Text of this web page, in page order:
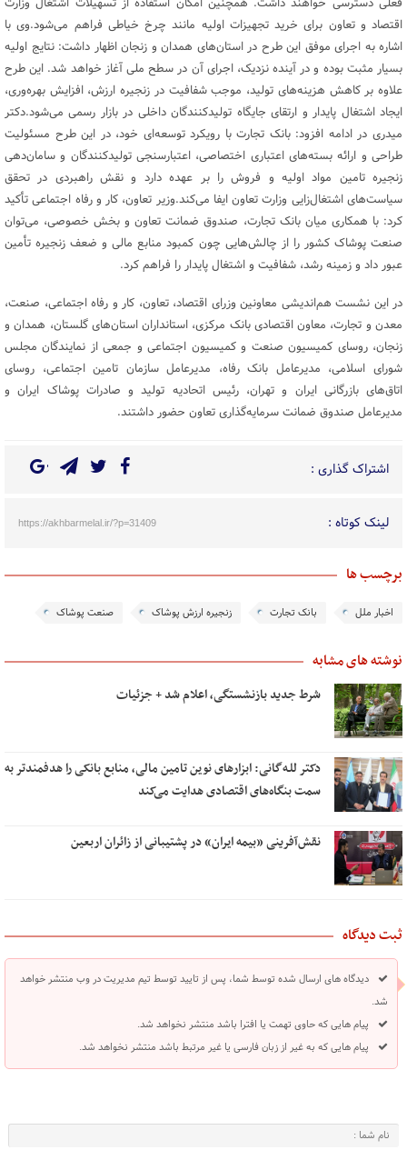
فعلی دسترسی خواهند داشت. همچنین امکان استفاده از تسهیلات اشتغال وزارت
اقتصاد و تعاون برای خرید تجهیزات اولیه مانند چرخ خیاطی فراهم می‌شود.وی با
اشاره به اجرای موفق این طرح در استان‌های همدان و زنجان اظهار داشت: نتایج اولیه
بسیار مثبت بوده و در آینده نزدیک، اجرای آن در سطح ملی آغاز خواهد شد. این طرح
علاوه بر کاهش هزینه‌های تولید، موجب شفافیت در زنجیره ارزش، افزایش بهره‌وری،
ایجاد اشتغال پایدار و ارتقای جایگاه تولیدکنندگان داخلی در بازار رسمی می‌شود.دکتر
میدری در ادامه افزود: بانک تجارت با رویکرد توسعه‌ای خود، در این طرح مسئولیت
طراحی و ارائه بسته‌های اعتباری اختصاصی، اعتبارسنجی تولیدکنندگان و سامان‌دهی
زنجیره تامین مواد اولیه و فروش را بر عهده دارد و نقش راهبردی در تحقق
سیاست‌های اشتغال‌زایی وزارت تعاون ایفا می‌کند.وزیر تعاون، کار و رفاه اجتماعی تأکید
کرد: با همکاری میان بانک تجارت، صندوق ضمانت تعاون و بخش خصوصی، می‌توان
صنعت پوشاک کشور را از چالش‌هایی چون کمبود منابع مالی و ضعف زنجیره تأمین
عبور داد و زمینه رشد، شفافیت و اشتغال پایدار را فراهم کرد.
در این نشست هم‌اندیشی معاونین وزرای اقتصاد، تعاون، کار و رفاه اجتماعی، صنعت،
معدن و تجارت، معاون اقتصادی بانک مرکزی، استانداران استان‌های گلستان، همدان و
زنجان، روسای کمیسیون صنعت و کمیسیون اجتماعی و جمعی از نمایندگان مجلس
شورای اسلامی، مدیرعامل بانک رفاه، مدیرعامل سازمان تامین اجتماعی، روسای
اتاق‌های بازرگانی ایران و تهران، رئیس اتحادیه تولید و صادرات پوشاک ایران و
مدیرعامل صندوق ضمانت سرمایه‌گذاری تعاون حضور داشتند.
اشتراک گذاری :
لینک کوتاه : https://akhbarmelal.ir/?p=31409
برچسب ها
اخبار ملل بانک تجارت زنجیره ارزش پوشاک صنعت پوشاک
نوشته های مشابه
شرط جدید بازنشستگی، اعلام شد + جزئیات
دکتر للـه‌گانی: ابزارهای نوین تامین مالی، منابع بانکی را هدفمندتر به
سمت بنگاه‌های اقتصادی هدایت می‌کند
نقش‌آفرینی «بیمه ایران» در پشتیبانی از زائران اربعین
ثبت دیدگاه
دیدگاه های ارسال شده توسط شما، پس از تایید توسط تیم مدیریت در وب منتشر خواهد
شد.
پیام هایی که حاوی تهمت یا افترا باشد منتشر نخواهد شد.
پیام هایی که به غیر از زبان فارسی یا غیر مرتبط باشد منتشر نخواهد شد.